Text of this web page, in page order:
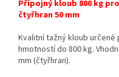
Přípojný kloub 800 kg
čtyřhran 50 mm
Kvalitní tažný kloub
hmotností do 800 kg.
mm (čtyřhran).